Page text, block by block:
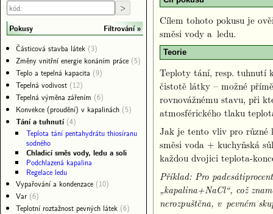
Cílem tohoto pokusu je
směsi vody a ledu.
Teorie
Teploty tání, resp. tuhnutí
čistotě látky – možné
rovnovážnému stavu, při
atmosférického tlaku
Jak je tento vliv pro různé
směsi voda + kuchyňská
každou dvojici teplota-
Příklad: Pro
„kapalina+NaCl“, což
nerozpuštěna, v pevném
Pokusy
Filtrování
Částicová stavba látek (3)
Změny vnitřní energie konáním práce (5)
Teplo a tepelná kapacita (9)
Tepelná vodivost (12)
Tepelná výměna zářením (6)
Konvekce (proudění) v kapalinách (5)
Tání a tuhnutí (4)
Teplota tání pentahydrátu thiosíranu
sodného
Chladicí směs vody, ledu a soli
Podchlazená kapalina
Regelace ledu
Vypařování a kondenzace (10)
Var (6)
Teplotní roztažnost pevných látek (6)